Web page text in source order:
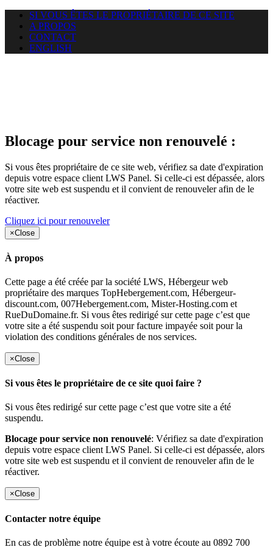
SI VOUS ÊTES LE PROPRIÉTAIRE DE CE SITE
A PROPOS
CONTACT
ENGLISH
Blocage pour service non renouvelé :
Si vous êtes propriétaire de ce site web, vérifiez sa date d'expiration
depuis votre espace client LWS Panel. Si celle-ci est dépassée, alors
votre site web est suspendu et il convient de renouveler afin de le
réactiver.
Cliquez ici pour renouveler
×Close
À propos
Cette page a été créée par la société LWS, Hébergeur web
propriétaire des marques TopHebergement.com, Hébergeur-
discount.com, 007Hebergement.com, Mister-Hosting.com et
RueDuDomaine.fr. Si vous êtes redirigé sur cette page c’est que
votre site a été suspendu soit pour facture impayée soit pour la
violation des conditions générales de nos services.
×Close
Si vous êtes le propriétaire de ce site quoi faire ?
Si vous êtes redirigé sur cette page c’est que votre site a été
suspendu.
Blocage pour service non renouvelé: Vérifiez sa date d'expiration
depuis votre espace client LWS Panel. Si celle-ci est dépassée, alors
votre site web est suspendu et il convient de renouveler afin de le
réactiver.
×Close
Contacter notre équipe
En cas de problème notre équipe est à votre écoute au 0892 700